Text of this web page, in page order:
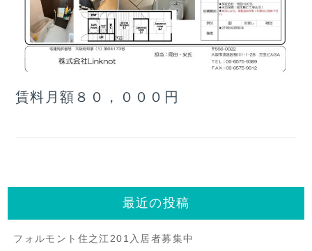
賃料月額８０，０００円
最近の投稿
フォルモント住之江201入居者募集中